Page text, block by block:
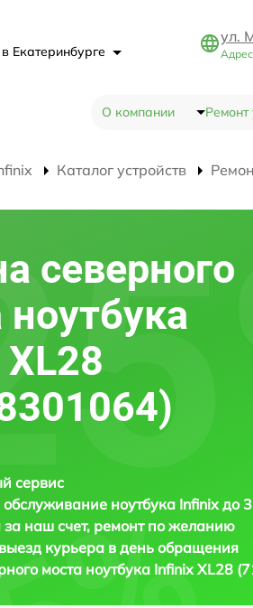
в Екатеринбурге
ул.
О компании Ремонт
Каталог устройств
северного
сервис
обслуживание ноутбука Infinix до
наш счет, ремонт по желанию
курьера в день обращения
моста ноутбука Infinix XL28